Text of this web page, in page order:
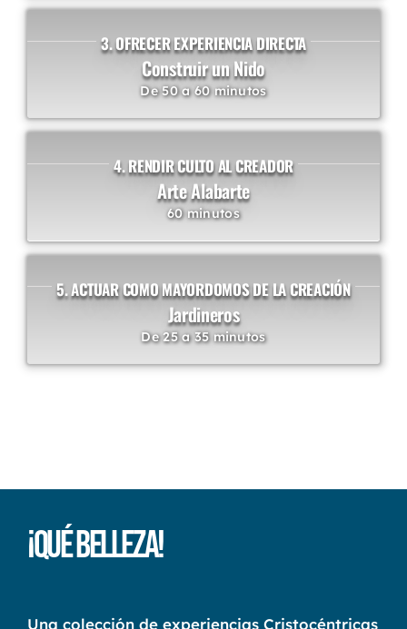
3. OFRECER EXPERIENCIA DIRECTA
Construir un Nido
De 50 a 60 minutos
4. RENDIR CULTO AL CREADOR
Arte Alabarte
60 minutos
5. ACTUAR COMO MAYORDOMOS DE LA CREACIÓN
Jardineros
De 25 a 35 minutos
¡Qué Belleza!
Una colección de experiencias Cristocéntricas